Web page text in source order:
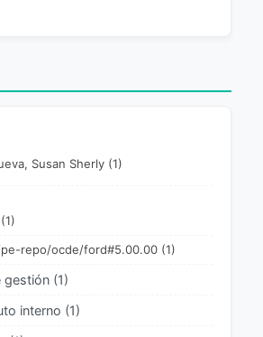
Susan Sherly (1)
repo/ocde/ford#5.00.00 (1)
gestión (1)
interno (1)